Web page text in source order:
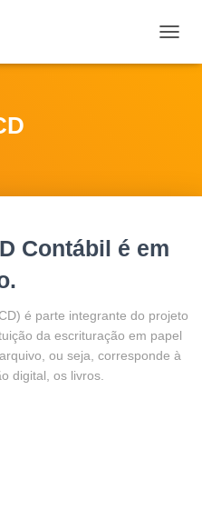
Contábil é em
é parte integrante do projeto
da escrituração em papel
ou seja, corresponde à
digital, os livros.